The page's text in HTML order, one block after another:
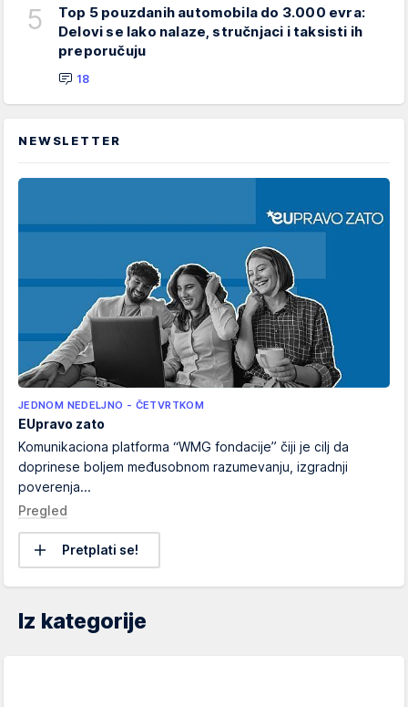
5
Top 5 pouzdanih automobila do 3.000 evra:
Delovi se lako nalaze, stručnjaci i taksisti ih
preporučuju
18
NEWSLETTER
JEDNOM NEDELJNO - ČETVRTKOM
EUpravo zato
Komunikaciona platforma “WMG fondacije” čiji je cilj da
doprinese boljem međusobnom razumevanju, izgradnji
poverenja...
Pregled
Pretplati se!
Iz kategorije